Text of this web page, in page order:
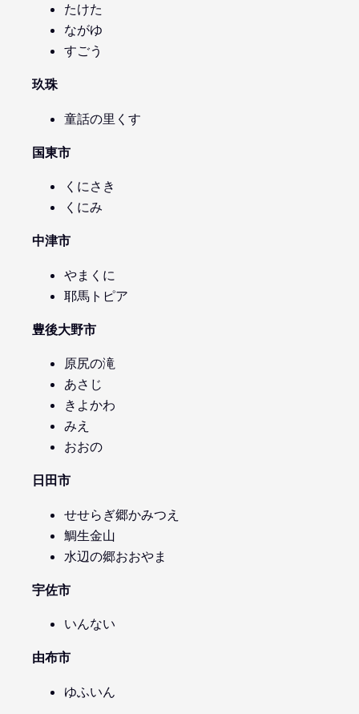
たけた
ながゆ
すごう
玖珠
童話の里くす
国東市
くにさき
くにみ
中津市
やまくに
耶馬トピア
豊後大野市
原尻の滝
あさじ
きよかわ
みえ
おおの
日田市
せせらぎ郷かみつえ
鯛生金山
水辺の郷おおやま
宇佐市
いんない
由布市
ゆふいん